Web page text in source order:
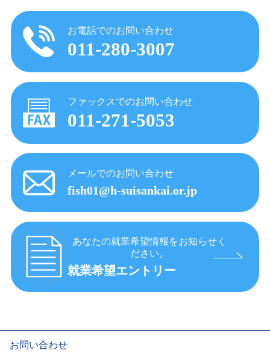
お電話でのお問い合わせ
011-280-3007
ファックスでのお問い合わせ
011-271-5053
メールでのお問い合わせ
fish01@h-suisankai.or.jp
あなたの就業希望情報をお知らせく
ださい。
就業希望エントリー
お問い合わせ